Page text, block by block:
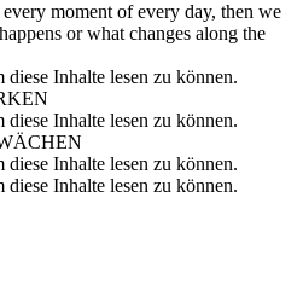
moment of every day, then we
or what changes along the
diese Inhalte lesen zu können.
diese Inhalte lesen zu können.
diese Inhalte lesen zu können.
diese Inhalte lesen zu können.